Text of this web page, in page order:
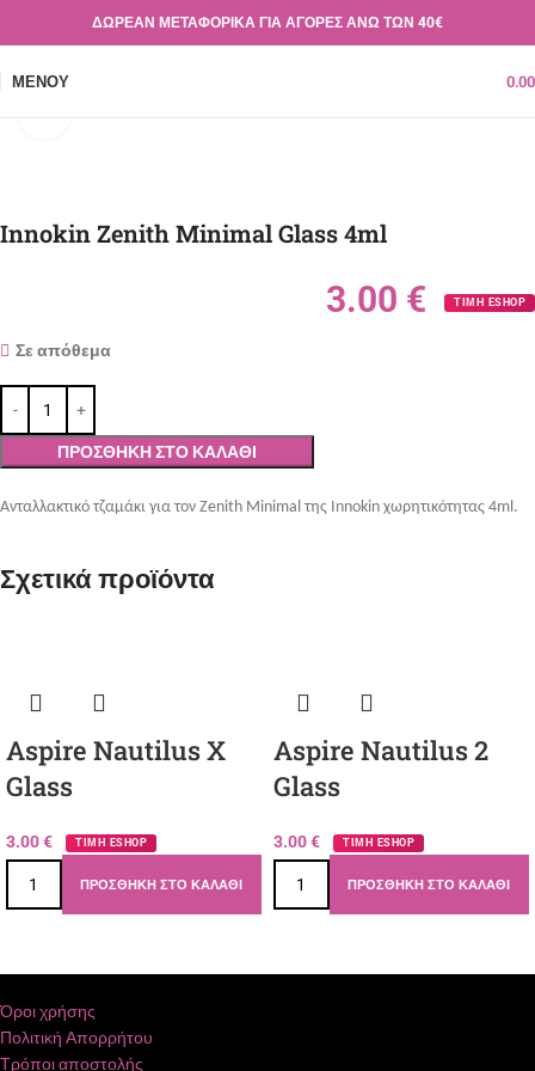
ΔΩΡΕΑΝ ΜΕΤΑΦΟΡΙΚΑ ΓΙΑ ΑΓΟΡΕΣ ΑΝΩ ΤΩΝ 40€
ΜΕΝΟΎ
Innokin Zenith Minimal Glass 4ml
3.00 € ΤΙΜΗ ESHOP
Σε απόθεμα
ΠΡΟΣΘΉΚΗ ΣΤΟ ΚΑΛΆΘΙ
Ανταλλακτικό τζαμάκι για τον Zenith Minimal της Innokin χωρητικότητας 4ml.
Σχετικά προϊόντα
Aspire Nautilus X
Glass
3.00€ ΤΙΜΗ ESHOP
ΠΡΟΣΘΉΚΗ ΣΤΟ ΚΑΛΆΘΙ
Aspire Nautilus 2
Glass
3.00€ ΤΙΜΗ ESHOP
ΠΡΟΣΘΉΚΗ ΣΤΟ ΚΑΛΆΘΙ
Όροι χρήσης
Πολιτική Απορρήτου
Τρόποι αποστολής